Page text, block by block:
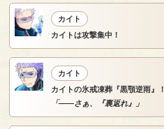
カイト
カイトは攻撃集中！
カイト
カイトの氷戒凍葬『黒顎逆雨』！
「――さぁ、『裏返れ』」